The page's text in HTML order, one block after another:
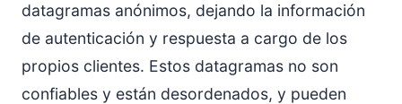
datagramas anónimos, dejando la información
de autenticación y respuesta a cargo de los
propios clientes. Estos datagramas no son
confiables y están desordenados, y pueden